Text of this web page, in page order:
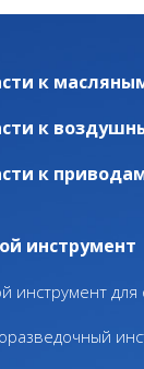
к
к
к
инструмент
инструмент